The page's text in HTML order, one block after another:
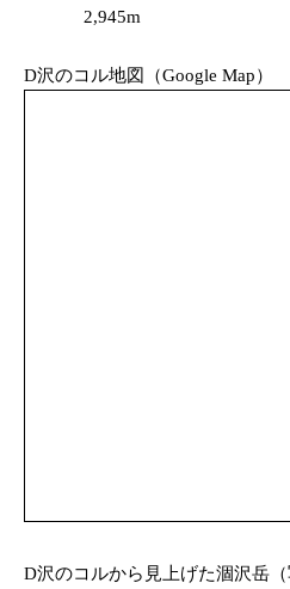
2,945m
D沢のコル地図（Google Map）
D沢のコルから見上げた涸沢岳